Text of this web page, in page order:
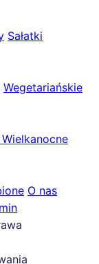
Sałatki
Wegetariańskie
Wielkanocne
O nas